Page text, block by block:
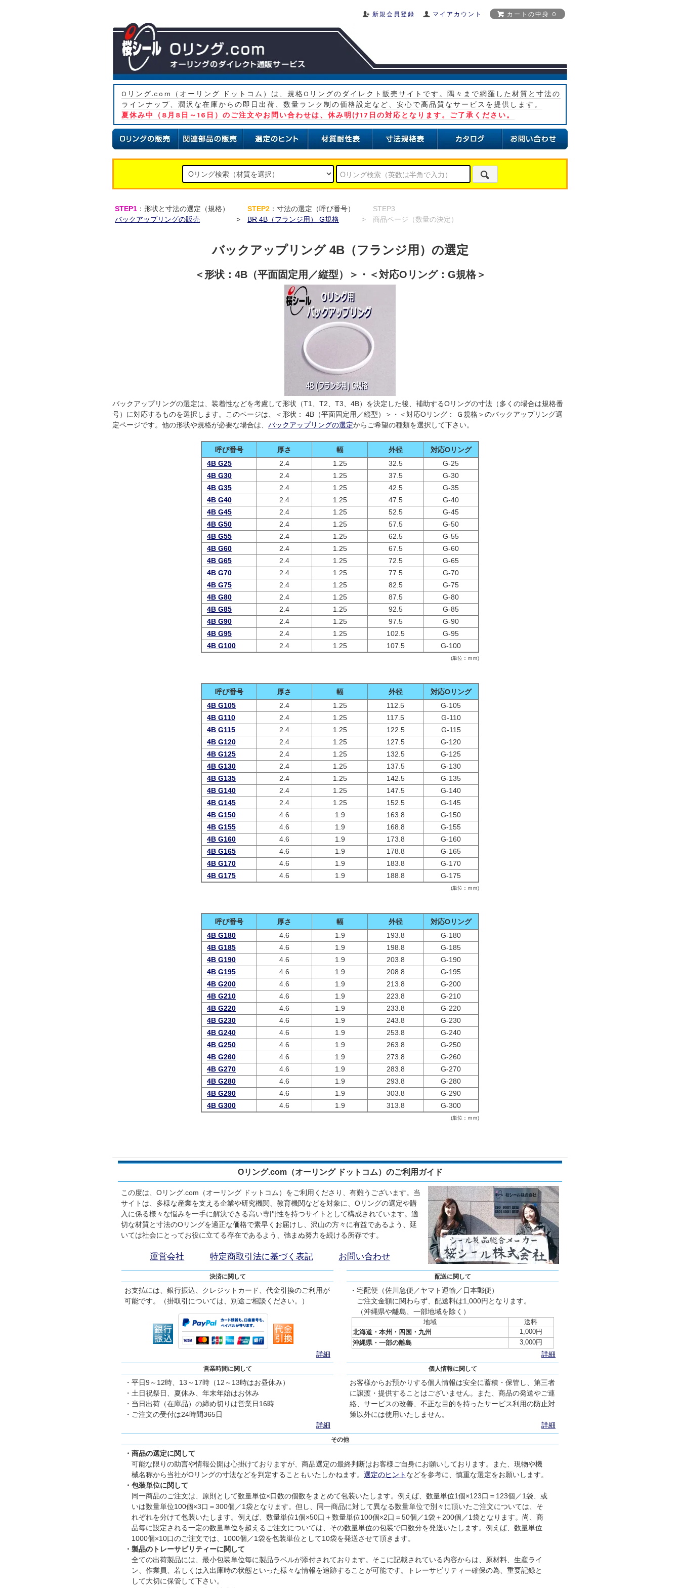
新規会員登録 マイアカウント カートの中身 0
Oリング.com（オーリング ドットコム）は、規格Oリングのダイレクト販売サイトです。隅々まで網羅した材質と寸法の
ラインナップ、潤沢な在庫からの即日出荷、数量ランク制の価格設定など、安心で高品質なサービスを提供します。
夏休み中（8月8日～16日）のご注文やお問い合わせは、休み明け17日の対応となります。ご了承ください。
STEP1 ：形状と寸法の選定（規格）
バックアップリングの販売
>
STEP2 ：寸法の選定（呼び番号）
BR 4B（フランジ用） G規格
>
STEP3
商品ページ（数量の決定）
バックアップリング 4B（フランジ用）の選定
＜形状：4B（平面固定用／縦型）＞・＜対応Oリング：G規格＞
バックアップリングの選定は、装着性などを考慮して形状（T1、T2、T3、4B）を決定した後、補助するOリングの寸法（多くの場合は規格番
号）に対応するものを選択します。このページは、＜形状： 4B（平面固定用／縦型）＞・＜対応Oリング： Ｇ規格＞のバックアップリング選
定ページです。他の形状や規格が必要な場合は、 バックアップリングの選定からご希望の種類を選択して下さい。
(単位：ｍｍ)
呼び番号 厚さ 幅 外径
対応Oリング
4B G25
2.4 1.25 32.5
G-25
4B G30
2.4 1.25 37.5
G-30
4B G35
2.4 1.25 42.5
G-35
4B G40
2.4 1.25 47.5
G-40
4B G45
2.4 1.25 52.5
G-45
4B G50
2.4 1.25 57.5
G-50
4B G55
2.4 1.25 62.5
G-55
4B G60
2.4 1.25 67.5
G-60
4B G65
2.4 1.25 72.5
G-65
4B G70
2.4 1.25 77.5
G-70
4B G75
2.4 1.25 82.5
G-75
4B G80
2.4 1.25 87.5
G-80
4B G85
2.4 1.25 92.5
G-85
4B G90
2.4 1.25 97.5
G-90
4B G95
2.4 1.25 102.5
G-95
4B G100
2.4 1.25 107.5 G-100
(単位：ｍｍ)
呼び番号 厚さ 幅 外径
対応Oリング
4B G105
2.4 1.25 112.5
G-105
4B G110
2.4 1.25 117.5
G-110
4B G115
2.4 1.25 122.5
G-115
4B G120
2.4 1.25 127.5
G-120
4B G125
2.4 1.25 132.5
G-125
4B G130
2.4 1.25 137.5
G-130
4B G135
2.4 1.25 142.5
G-135
4B G140
2.4 1.25 147.5
G-140
4B G145
2.4 1.25 152.5
G-145
4B G150
4.6 1.9 163.8
G-150
4B G155
4.6 1.9 168.8
G-155
4B G160
4.6 1.9 173.8
G-160
4B G165
4.6 1.9 178.8
G-165
4B G170
4.6 1.9 183.8
G-170
4B G175
4.6 1.9 188.8 G-175
(単位：ｍｍ)
呼び番号 厚さ 幅 外径
対応Oリング
4B G180
4.6 1.9 193.8
G-180
4B G185
4.6 1.9 198.8
G-185
4B G190
4.6 1.9 203.8
G-190
4B G195
4.6 1.9 208.8
G-195
4B G200
4.6 1.9 213.8
G-200
4B G210
4.6 1.9 223.8
G-210
4B G220
4.6 1.9 233.8
G-220
4B G230
4.6 1.9 243.8
G-230
4B G240
4.6 1.9 253.8
G-240
4B G250
4.6 1.9 263.8
G-250
4B G260
4.6 1.9 273.8
G-260
4B G270
4.6 1.9 283.8
G-270
4B G280
4.6 1.9 293.8
G-280
4B G290
4.6 1.9 303.8
G-290
4B G300
4.6 1.9 313.8 G-300
Oリング.com（オーリング ドットコム）のご利用ガイド
この度は、Oリング.com（オーリング ドットコム）をご利用くださり、有難うございます。当
サイトは、多様な産業を支える企業や研究機関、教育機関などを対象に、Oリングの選定や購
入に係る様々な悩みを一手に解決できる高い専門性を持つサイトとして構成されています。適
切な材質と寸法のOリングを適正な価格で素早くお届けし、沢山の方々に有益であるよう、延
いては社会にとってお役に立てる存在であるよう、弛まぬ努力を続ける所存です。
運営会社 特定商取引法に基づく表記 お問い合わせ
決済に関して 配送に関して
お支払には、銀行振込、クレジットカード、代金引換のご利用が
可能です。（掛取引については、別途ご相談ください。）
・宅配便（佐川急便／ヤマト運輸／日本郵便）
ご注文金額に関わらず、配送料は1,000円となります。
（沖縄県や離島、一部地域を除く）
地域
送料
北海道・本州・四国・九州
1,000円
沖縄県・一部の離島
3,000円
詳細 詳細
営業時間に関して 個人情報に関して
・平日9～12時、13～17時（12～13時はお昼休み）
・土日祝祭日、夏休み、年末年始はお休み
・当日出荷（在庫品）の締め切りは営業日16時
・ご注文の受付は24時間365日
お客様からお預かりする個人情報は安全に蓄積・保管し、第三者
に譲渡・提供することはございません。また、商品の発送やご連
絡、サービスの改善、不正な目的を持ったサービス利用の防止対
策以外には使用いたしません。
詳細
詳細
その他
・商品の選定に関して
可能な限りの助言や情報公開は心掛けておりますが、商品選定の最終判断はお客様ご自身にお願いしております。また、現物や機
械名称から当社がOリングの寸法などを判定することもいたしかねます。 選定のヒント などを参考に、慎重な選定をお願いします。
・包装単位に関して
同一商品のご注文は、原則として数量単位×口数の個数をまとめて包装いたします。例えば、数量単位1個×123口＝123個／1袋、或
いは数量単位100個×3口＝300個／1袋となります。但し、同一商品に対して異なる数量単位で別々に頂いたご注文については、そ
れぞれを分けて包装いたします。例えば、数量単位1個×50口＋数量単位100個×2口＝50個／1袋＋200個／1袋となります。尚、商
品毎に設定される一定の数量単位を超えるご注文については、その数量単位の包装で口数分を発送いたします。例えば、数量単位
1000個×10口のご注文では、1000個／1袋を包装単位として10袋を発送させて頂きます。
・製品のトレーサビリティーに関して
全ての出荷製品には、最小包装単位毎に製品ラベルが添付されております。そこに記載されている内容からは、原材料、生産ライ
ン、作業員、若しくは入出庫時の状態といった様々な情報を追跡することが可能です。トレーサビリティー確保の為、重要記録と
して大切に保管して下さい。